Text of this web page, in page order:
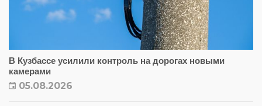
В Кузбассе усилили контроль на дорогах новыми
камерами
05.08.2026